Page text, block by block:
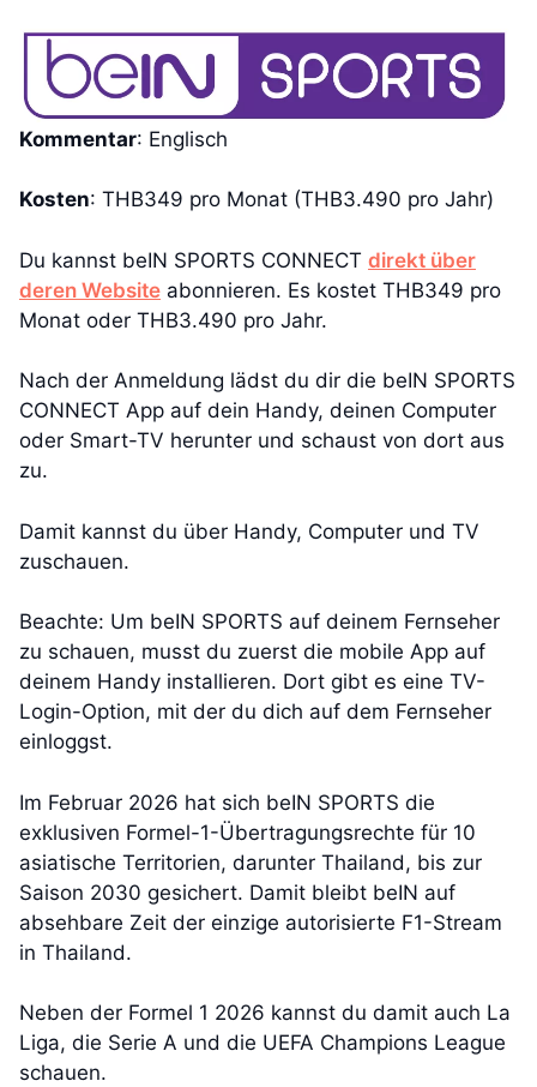
Kommentar: Englisch
Kosten: THB349 pro Monat (THB3.490 pro Jahr)
Du kannst beIN SPORTS CONNECT direkt über
deren Website abonnieren. Es kostet THB349 pro
Monat oder THB3.490 pro Jahr.
Nach der Anmeldung lädst du dir die beIN SPORTS
CONNECT App auf dein Handy, deinen Computer
oder Smart-TV herunter und schaust von dort aus
zu.
Damit kannst du über Handy, Computer und TV
zuschauen.
Beachte: Um beIN SPORTS auf deinem Fernseher
zu schauen, musst du zuerst die mobile App auf
deinem Handy installieren. Dort gibt es eine TV-
Login-Option, mit der du dich auf dem Fernseher
einloggst.
Im Februar 2026 hat sich beIN SPORTS die
exklusiven Formel-1-Übertragungsrechte für 10
asiatische Territorien, darunter Thailand, bis zur
Saison 2030 gesichert. Damit bleibt beIN auf
absehbare Zeit der einzige autorisierte F1-Stream
in Thailand.
Neben der Formel 1 2026 kannst du damit auch La
Liga, die Serie A und die UEFA Champions League
schauen.